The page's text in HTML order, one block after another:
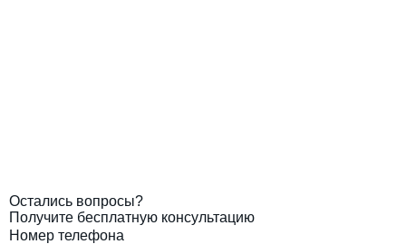
Остались вопросы?
Получите бесплатную консультацию
Номер телефона